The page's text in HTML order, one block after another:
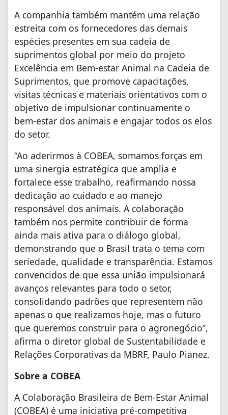
A companhia também mantém uma relação
estreita com os fornecedores das demais
espécies presentes em sua cadeia de
suprimentos global por meio do projeto
Excelência em Bem-estar Animal na Cadeia de
Suprimentos, que promove capacitações,
visitas técnicas e materiais orientativos com o
objetivo de impulsionar continuamente o
bem-estar dos animais e engajar todos os elos
do setor.
“Ao aderirmos à COBEA, somamos forças em
uma sinergia estratégica que amplia e
fortalece esse trabalho, reafirmando nossa
dedicação ao cuidado e ao manejo
responsável dos animais. A colaboração
também nos permite contribuir de forma
ainda mais ativa para o diálogo global,
demonstrando que o Brasil trata o tema com
seriedade, qualidade e transparência. Estamos
convencidos de que essa união impulsionará
avanços relevantes para todo o setor,
consolidando padrões que representem não
apenas o que realizamos hoje, mas o futuro
que queremos construir para o agronegócio”,
afirma o diretor global de Sustentabilidade e
Relações Corporativas da MBRF, Paulo Pianez.
Sobre a COBEA
A Colaboração Brasileira de Bem-Estar Animal
(COBEA) é uma iniciativa pré-competitiva